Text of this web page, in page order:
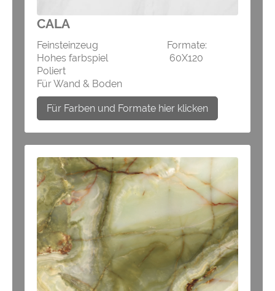
CALA
Feinsteinzeug Formate:
Hohes farbspiel 60X120
Poliert
Für Wand & Boden
Für Farben und Formate hier klicken